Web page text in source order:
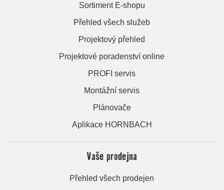
Sortiment E-shopu
Přehled všech služeb
Projektový přehled
Projektové poradenství online
PROFI servis
Montážní servis
Plánovače
Aplikace HORNBACH
Vaše prodejna
Přehled všech prodejen